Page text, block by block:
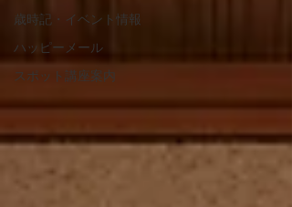
歳時記・イベント情報
ハッピーメール
スポット講座案内